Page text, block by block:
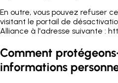
En outre, vous pouvez refuser
visitant le portail de
Alliance à l'adresse suivante :
Comment
informations